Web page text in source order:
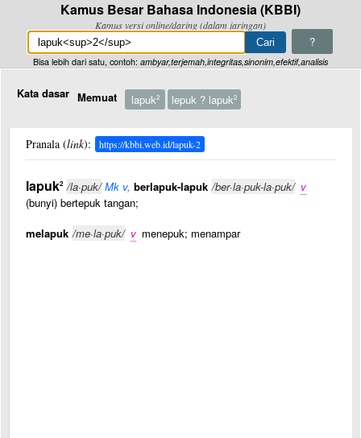
Kamus Besar Bahasa Indonesia (KBBI)
Kamus versi online/daring (dalam jaringan)
?
Bisa lebih dari satu, contoh: ambyar,terjemah,integritas,sinonim,efektif,analisis
Kata dasar Memuat lapuk2 lepuk ? lapuk2
Pranala (link): https://kbbi.web.id/lapuk-2
lapuk2 /la·puk/ Mk v, berlapuk-lapuk /ber·la·puk-la·puk/ v
(bunyi) bertepuk tangan;
melapuk /me·la·puk/ v menepuk; menampar